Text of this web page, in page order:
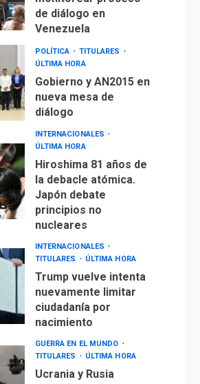
POLÍTICA
TITULARES
ÚLTIMA HORA
Gobierno y AN2015 en
nueva mesa de
diálogo
INTERNACIONALES
ÚLTIMA HORA
Hiroshima 81 años de
la debacle atómica.
Japón debate
principios no
nucleares
INTERNACIONALES
TITULARES
ÚLTIMA HORA
Trump vuelve intenta
nuevamente limitar
ciudadanía por
nacimiento
GUERRA EN EL MUNDO
TITULARES
ÚLTIMA HORA
Ucrania y Rusia
intensifican
ofensivas de largo